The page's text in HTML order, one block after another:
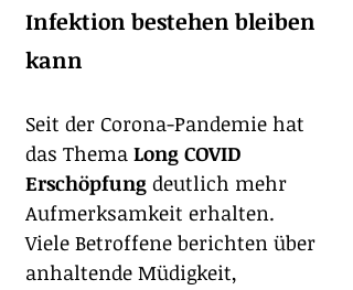
Infektion bestehen bleiben
kann
Seit der Corona-Pandemie hat
das Thema Long COVID
Erschöpfung deutlich mehr
Aufmerksamkeit erhalten.
Viele Betroffene berichten über
anhaltende Müdigkeit,